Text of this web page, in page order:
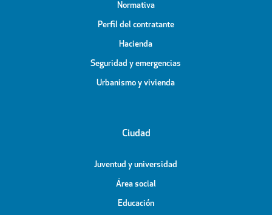
Normativa
Perfil del contratante
Hacienda
Seguridad y emergencias
Urbanismo y vivienda
Ciudad
Juventud y universidad
Área social
Educación